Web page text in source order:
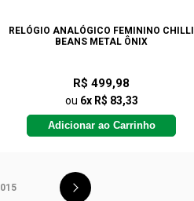
RELÓGIO ANALÓGICO FEMININO CHILLI
BEANS METAL ÔNIX
R$ 499,98
ou 6x R$ 83,33
Adicionar ao Carrinho
015